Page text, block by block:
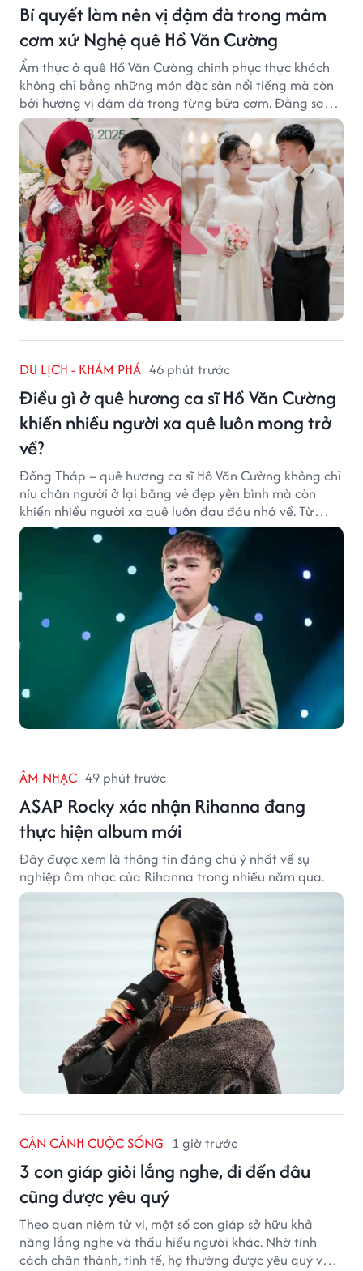
Bí quyết làm nên vị đậm đà trong mâm
cơm xứ Nghệ quê Hồ Văn Cường
Ẩm thực ở quê Hồ Văn Cường chinh phục thực khách
không chỉ bằng những món đặc sản nổi tiếng mà còn
bởi hương vị đậm đà trong từng bữa cơm. Đằng sau
nét giản dị ấy là những bí quyết được người dân gìn
giữ qua nhiều thế hệ.
DU LỊCH - KHÁM PHÁ 46 phút trước
Điều gì ở quê hương ca sĩ Hồ Văn Cường
khiến nhiều người xa quê luôn mong trở
về?
Đồng Tháp – quê hương ca sĩ Hồ Văn Cường không chỉ
níu chân người ở lại bằng vẻ đẹp yên bình mà còn
khiến nhiều người xa quê luôn đau đáu nhớ về. Từ
cảnh sắc, ẩm thực đến tình người mộc mạc, tất cả tạo
nên sức hút rất riêng của vùng đất sen hồng.
ÂM NHẠC 49 phút trước
A$AP Rocky xác nhận Rihanna đang
thực hiện album mới
Đây được xem là thông tin đáng chú ý nhất về sự
nghiệp âm nhạc của Rihanna trong nhiều năm qua.
CẬN CẢNH CUỘC SỐNG 1 giờ trước
3 con giáp giỏi lắng nghe, đi đến đâu
cũng được yêu quý
Theo quan niệm tử vi, một số con giáp sở hữu khả
năng lắng nghe và thấu hiểu người khác. Nhờ tính
cách chân thành, tinh tế, họ thường được yêu quý và